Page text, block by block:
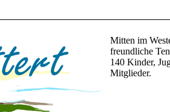
Mitten im
freundliche
140 Kinder,
Mitglieder.